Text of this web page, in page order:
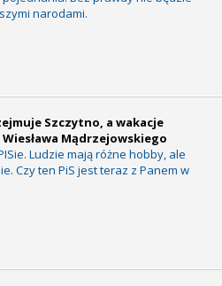
narodami.
Szczytno, a wakacje
Mądrzejowskiego
Ludzie mają różne hobby, ale
Czy ten PiS jest teraz z Panem w